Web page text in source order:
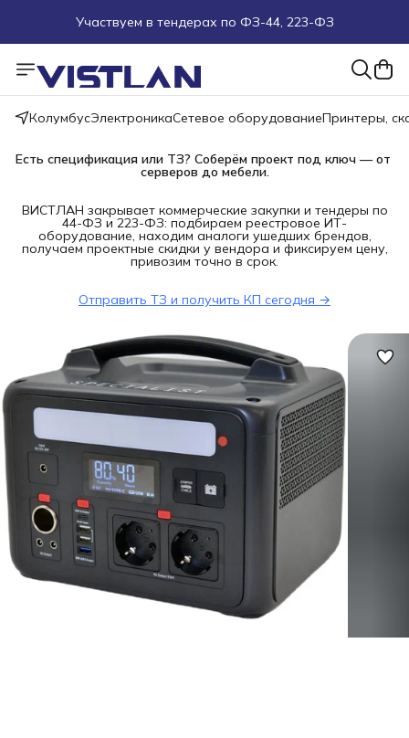
Участвуем в тендерах по ФЗ-44, 223-ФЗ
Поможем подобрать оборудование под ТЗ
Пуско-наладочные работы
Пришлите запрос на e-mail или в чат
КолумбусЭлектроникаСетевое оборудованиеПринтеры,
Есть спецификация или ТЗ? Соберём проект под ключ — от
серверов до мебели.
ВИСТЛАН закрывает коммерческие закупки и тендеры по
44-ФЗ и 223-ФЗ: подбираем реестровое ИТ-
оборудование, находим аналоги ушедших брендов,
получаем проектные скидки у вендора и фиксируем цену,
привозим точно в срок.
Отправить ТЗ и получить КП сегодня →